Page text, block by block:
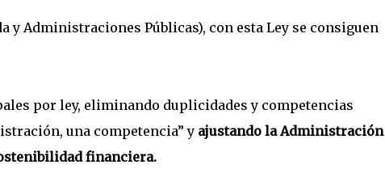
y Administraciones Públicas), con esta Ley se consiguen
por ley, eliminando duplicidades y competencias
una competencia” y ajustando la Administración
financiera.